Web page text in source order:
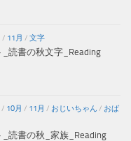
/ 11月 / 文字
読書の秋文字_Reading
/ 10月 / 11月 / おじいちゃん / おば
読書の秋_家族_Reading